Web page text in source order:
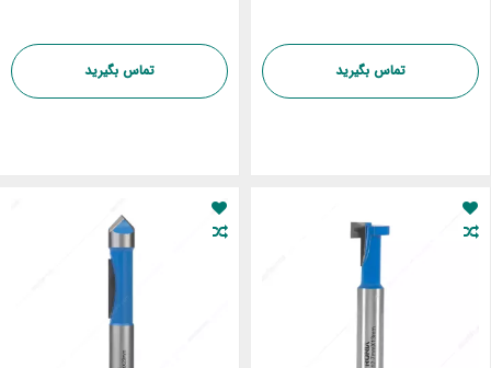
تماس بگیرید تماس بگیرید